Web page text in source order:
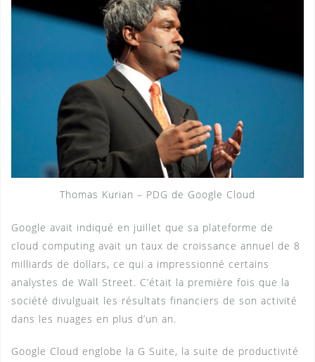
Thomas Kurian – PDG de Google Cloud
Google avait indiqué en juillet que sa plateforme de
cloud computing avait un taux de croissance annuel de 8
milliards de dollars, ce qui a impressionné certains
analystes de Wall Street. C’était la première fois que la
société divulguait les résultats financiers de son activité
dans les nuages en plus d’un an.
Google Cloud englobe la G Suite, la suite de productivité